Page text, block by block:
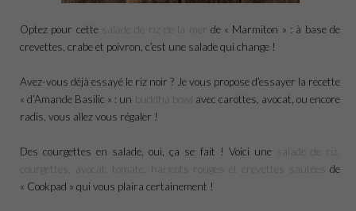
Optez pour cette salade de riz de la mer de « Marmiton » : à base de
crevettes, crabe et poivron, c’est une salade qui change !
Avez-vous déjà essayé le riz noir ? Je vous propose d’essayer la recette
« d’Amande Basilic » : un buddha bowl avec carottes, avocat, ou encore
radis, vous allez vous régaler !
Des courgettes en salade, oui, ça se fait ! Voici une salade de riz,
courgettes, avocat, tomate, haricots rouges et crevettes sautées de
« Cookpad » qui vous plaira certainement !